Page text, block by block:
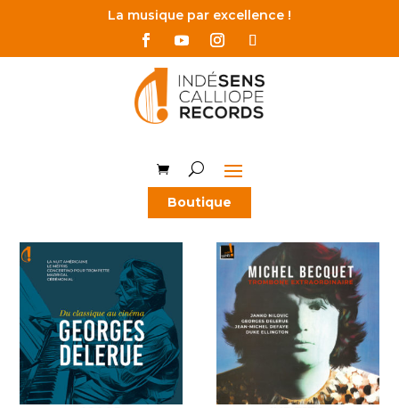
La musique par excellence !
Boutique